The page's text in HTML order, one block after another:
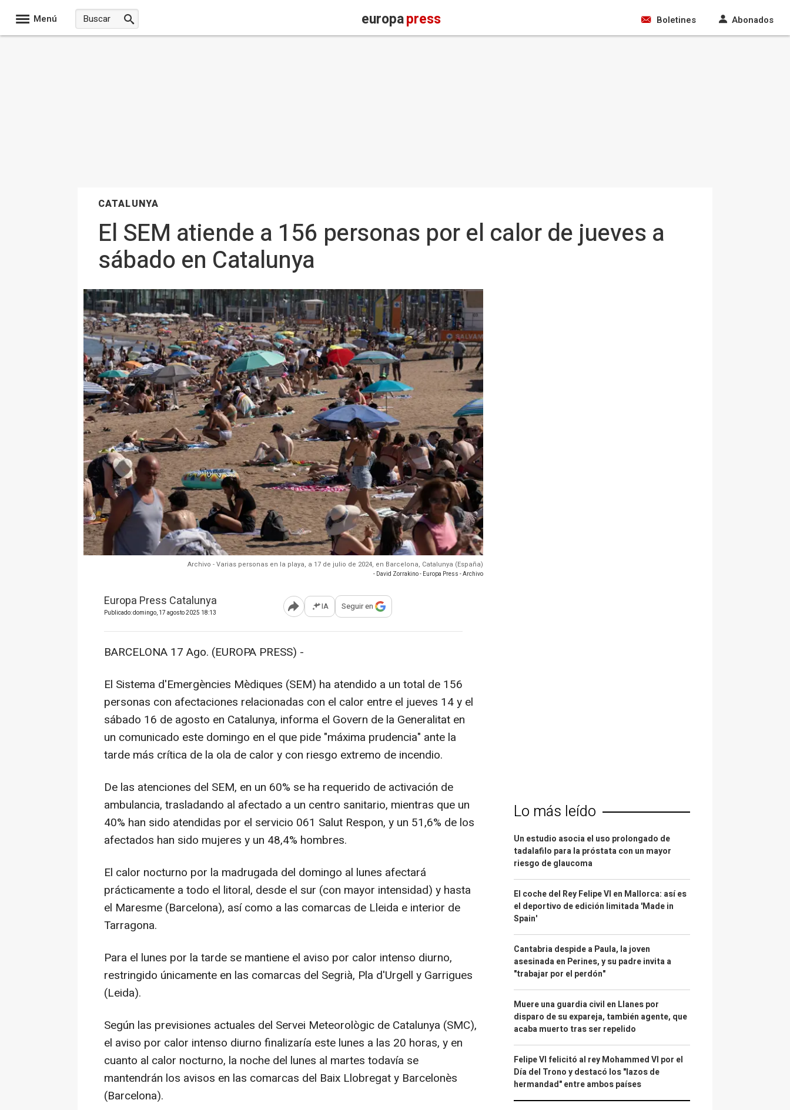
Menú europapress Boletines Abonados
CATALUNYA
El SEM atiende a 156 personas por el calor de jueves a
sábado en Catalunya
Archivo - Varias personas en la playa, a 17 de julio de 2024, en Barcelona, Catalunya (España)
- David Zorrakino - Europa Press - Archivo
Europa Press Catalunya
Publicado: domingo, 17 agosto 2025 18:13 Abrir opciones para compartir
IA Seguir en
BARCELONA 17 Ago. (EUROPA PRESS) -
El Sistema d'Emergències Mèdiques (SEM) ha atendido a un total de 156
personas con afectaciones relacionadas con el calor entre el jueves 14 y el
sábado 16 de agosto en Catalunya, informa el Govern de la Generalitat en
un comunicado este domingo en el que pide "máxima prudencia" ante la
tarde más crítica de la ola de calor y con riesgo extremo de incendio.
De las atenciones del SEM, en un 60% se ha requerido de activación de
ambulancia, trasladando al afectado a un centro sanitario, mientras que un
40% han sido atendidas por el servicio 061 Salut Respon, y un 51,6% de los
afectados han sido mujeres y un 48,4% hombres.
El calor nocturno por la madrugada del domingo al lunes afectará
prácticamente a todo el litoral, desde el sur (con mayor intensidad) y hasta
el Maresme (Barcelona), así como a las comarcas de Lleida e interior de
Tarragona.
Para el lunes por la tarde se mantiene el aviso por calor intenso diurno,
restringido únicamente en las comarcas del Segrià, Pla d'Urgell y Garrigues
(Leida).
Según las previsiones actuales del Servei Meteorològic de Catalunya (SMC),
el aviso por calor intenso diurno finalizaría este lunes a las 20 horas, y en
cuanto al calor nocturno, la noche del lunes al martes todavía se
mantendrán los avisos en las comarcas del Baix Llobregat y Barcelonès
(Barcelona).
Lo más leído
Un estudio asocia el uso prolongado de
tadalafilo para la próstata con un mayor
riesgo de glaucoma
El coche del Rey Felipe VI en Mallorca: así es
el deportivo de edición limitada 'Made in
Spain'
Cantabria despide a Paula, la joven
asesinada en Perines, y su padre invita a
"trabajar por el perdón"
Muere una guardia civil en Llanes por
disparo de su expareja, también agente, que
acaba muerto tras ser repelido
Felipe VI felicitó al rey Mohammed VI por el
Día del Trono y destacó los "lazos de
hermandad" entre ambos países